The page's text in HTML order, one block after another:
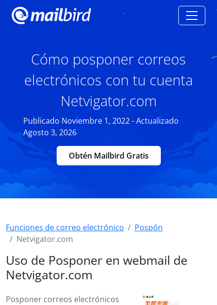
Cómo posponer correos
electrónicos con tu cuenta
Netvigator.com
Publicado Noviembre 1, 2022 - Actualizado
Agosto 3, 2026
Obtén Mailbird Gratis
Funciones de correo electrónico
Pospón
Netvigator.com
Uso de Posponer en webmail de
Netvigator.com
Posponer correos electrónicos